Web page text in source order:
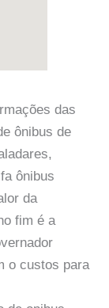
das
ônibus de
ônibus
da
fim é a
o custos para